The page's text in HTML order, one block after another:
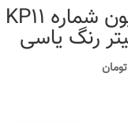
تومانقیمت